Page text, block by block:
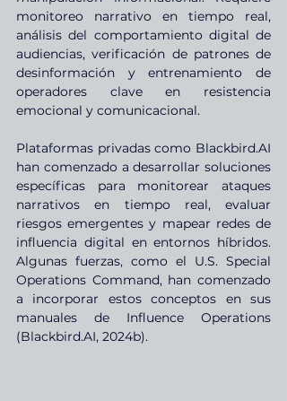
monitoreo narrativo en tiempo real,
análisis del comportamiento digital de
audiencias, verificación de patrones de
desinformación y entrenamiento de
operadores clave en resistencia
emocional y comunicacional.
Plataformas privadas como Blackbird.AI
han comenzado a desarrollar soluciones
específicas para monitorear ataques
narrativos en tiempo real, evaluar
riesgos emergentes y mapear redes de
influencia digital en entornos híbridos.
Algunas fuerzas, como el U.S. Special
Operations Command, han comenzado
a incorporar estos conceptos en sus
manuales de Influence Operations
(Blackbird.AI, 2024b).